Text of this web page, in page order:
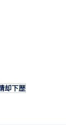
却下歴